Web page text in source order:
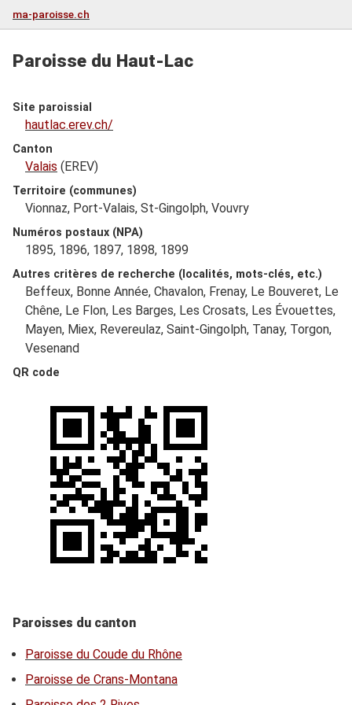
ma-paroisse.ch
Paroisse du Haut-Lac
Site paroissial
hautlac.erev.ch/
Canton
Valais (EREV)
Territoire (communes)
Vionnaz, Port-Valais, St-Gingolph, Vouvry
Numéros postaux (NPA)
1895, 1896, 1897, 1898, 1899
Autres critères de recherche (localités, mots-clés, etc.)
Beffeux, Bonne Année, Chavalon, Frenay, Le Bouveret, Le
Chêne, Le Flon, Les Barges, Les Crosats, Les Évouettes,
Mayen, Miex, Revereulaz, Saint-Gingolph, Tanay, Torgon,
Vesenand
QR code
Paroisses du canton
Paroisse du Coude du Rhône
Paroisse de Crans-Montana